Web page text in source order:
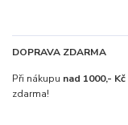
DOPRAVA ZDARMA
Při nákupu nad 1000,- Kč
zdarma!